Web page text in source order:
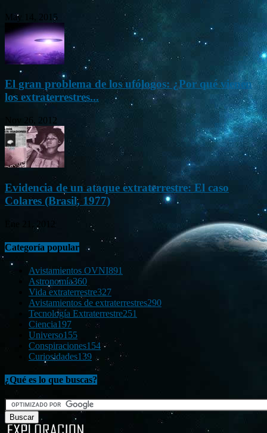
May 14, 2015
El gran problema de los ufólogos: ¿Por qué vienen
los extraterrestres...
Nov 26, 2012
Evidencia de un ataque extraterrestre: El caso
Colares (Brasil, 1977)
Categoría popular
Avistamientos OVNI891
Astronomía360
Vida extraterrestre327
Avistamientos de extraterrestres290
Tecnología Extraterrestre251
Ciencia197
Universo155
Conspiraciones154
Curiosidades139
¿Qué es lo que buscas?